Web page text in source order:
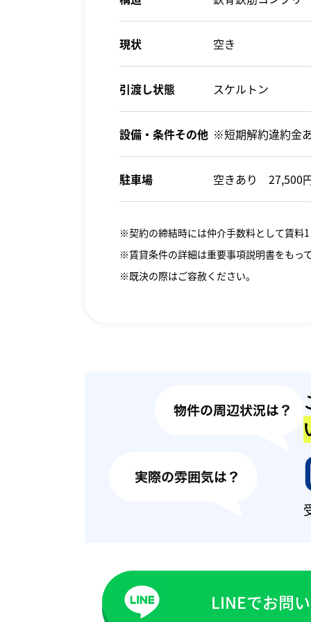
現状 空き
引渡し状態 スケルトン
設備・条件その他 ※短期解約違約金
駐車場 空きあり 27,500円
※契約の締結時には仲介手数料として賃料1
※賃貸条件の詳細は重要事項説明書をもっ
※既決の際はご容赦ください。
LINEでお問